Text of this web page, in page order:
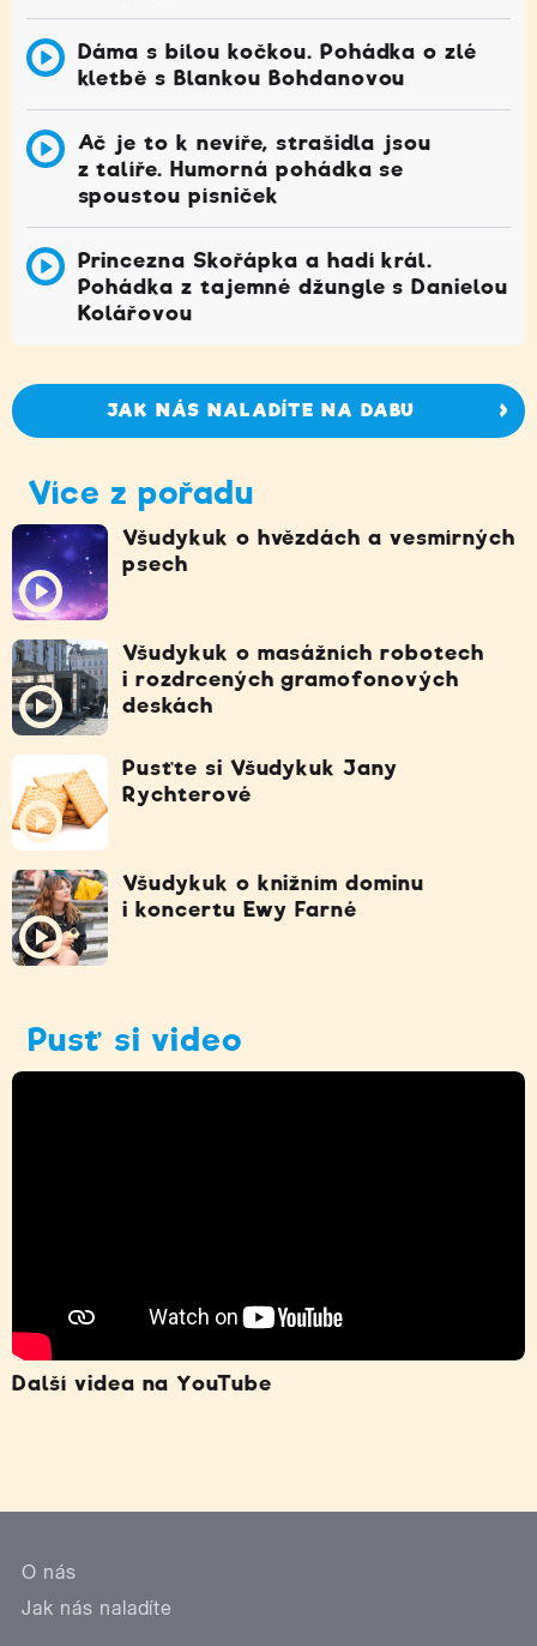
Dáma s bílou kočkou. Pohádka o zlé
kletbě s Blankou Bohdanovou
Ač je to k nevíře, strašidla jsou
z talíře. Humorná pohádka se
spoustou písniček
Princezna Skořápka a hadí král.
Pohádka z tajemné džungle s Danielou
Kolářovou
JAK NÁS NALADÍTE NA DABU
Více z pořadu
Všudykuk o hvězdách a vesmírných
psech
Všudykuk o masážních robotech
i rozdrcených gramofonových
deskách
Pusťte si Všudykuk Jany
Rychterové
Všudykuk o knižním dominu
i koncertu Ewy Farné
Pusť si video
Další videa na YouTube
O nás
Jak nás naladíte